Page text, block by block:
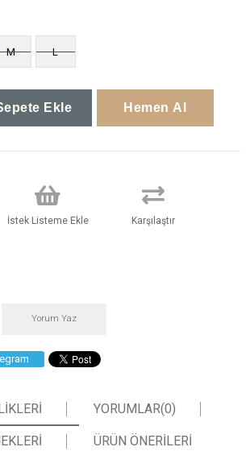
M L
İstek Listeme Ekle Karşılaştır
Yorum Yaz
YORUMLAR(0)
ÜRÜN ÖNERILERI